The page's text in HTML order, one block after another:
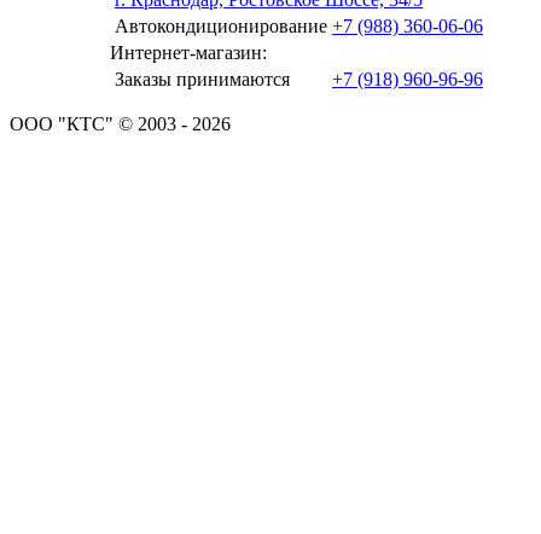
Автокондиционирование +7 (988) 360-06-06
Интернет-магазин:
Заказы принимаются
+7 (918) 960-96-96
ООО "КТС" © 2003 - 2026